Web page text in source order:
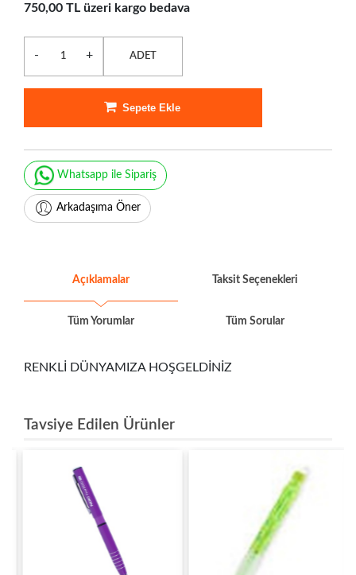
750,00 TL üzeri kargo bedava
- + ADET
Sepete Ekle
Whatsapp ile Sipariş
Arkadaşıma Öner
Açıklamalar Taksit Seçenekleri
Tüm Yorumlar Tüm Sorular
RENKLİ DÜNYAMIZA HOŞGELDİNİZ
Tavsiye Edilen Ürünler